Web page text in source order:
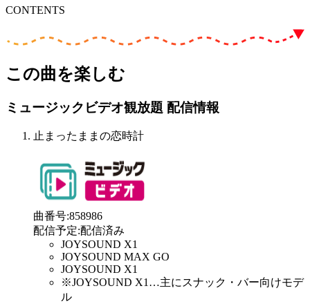
CONTENTS
この曲を楽しむ
ミュージックビデオ観放題 配信情報
止まったままの恋時計
曲番号:858986
配信予定:配信済み
JOYSOUND X1
JOYSOUND MAX GO
JOYSOUND X1
※JOYSOUND X1 …主にスナック・バー向けモデ
ル